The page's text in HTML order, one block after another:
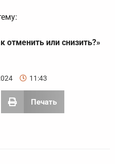
отменить или снизить?»
11:43
Печать